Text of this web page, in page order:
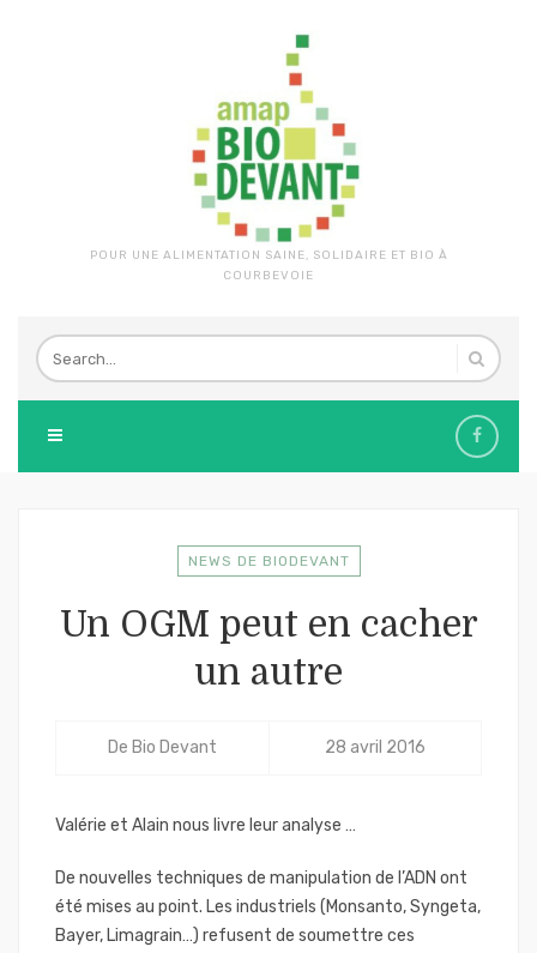
POUR UNE ALIMENTATION SAINE, SOLIDAIRE ET BIO À
COURBEVOIE
NEWS DE BIODEVANT
Un OGM peut en cacher
un autre
De Bio Devant 28 avril 2016
Valérie et Alain nous livre leur analyse …
De nouvelles techniques de manipulation de l’ADN ont
été mises au point. Les industriels (Monsanto, Syngeta,
Bayer, Limagrain…) refusent de soumettre ces